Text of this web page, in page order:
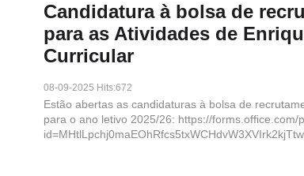
Candidatura à bolsa de
para as Atividades de
Curricular
08-09-2025 Hits:672
Estão abertas as candidaturas à bolsa de
para o ano letivo 2025/26: https://forms.office.com/